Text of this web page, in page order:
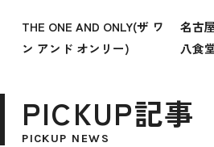
THE ONE AND ONLY(ザ ワ
ン アンド オンリー)
名古
八食
PICKUP記事
PICKUP NEWS